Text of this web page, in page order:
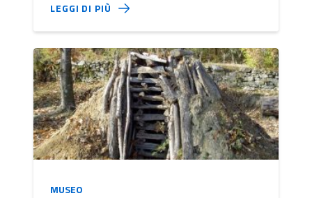
LEGGI DI PIÙ
MUSEO